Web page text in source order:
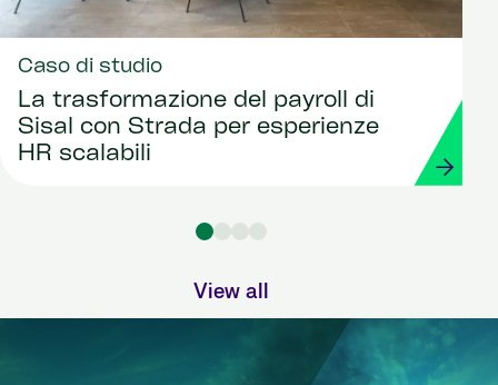
Caso di studio
La trasformazione del payroll di
Sisal con Strada per esperienze
HR scalabili
View all